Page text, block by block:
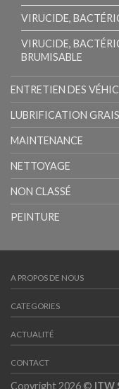
VIRUCIDE,
VIRUCIDE,
BRUMISABLE
ENTRETIEN DES
LUBRIFICATION
MAINTENANCE
NETTOYAGE
NON CLASSÉ
PEINTURE
A PROPOS DE NOUS
CATEGORIES
ACTUALITÉ
CONTACT
Copyright 2026 © ITW